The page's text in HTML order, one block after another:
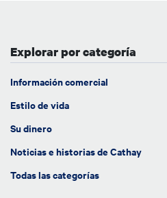
Explorar por categoría
Información comercial
Estilo de vida
Su dinero
Noticias e historias de Cathay
Todas las categorías